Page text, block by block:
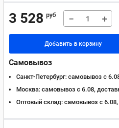
3 528 руб − +
Добавить в корзину
Самовывоз
Санкт-Петербург: самовывоз с
Москва: самовывоз с 6.08,
Оптовый склад: самовывоз с 6.08,